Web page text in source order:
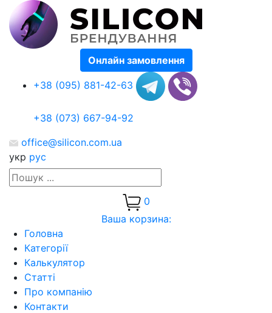
Онлайн замовлення
+38 (095) 881-42-63
+38 (073) 667-94-92
office@silicon.com.ua
укр рус
0
Ваша корзина:
Головна
Категорії
Калькулятор
Статті
Про компанію
Контакти